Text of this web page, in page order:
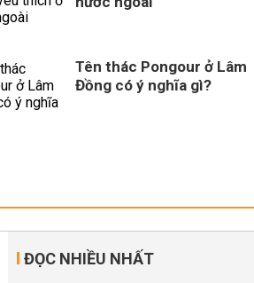
Tên thác Pongour ở Lâm
Đồng có ý nghĩa gì?
ĐỌC NHIỀU NHẤT